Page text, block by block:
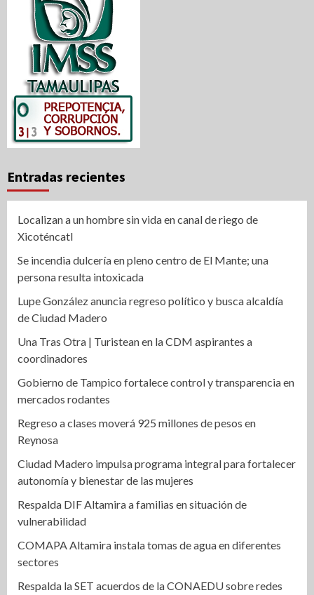
Entradas recientes
Localizan a un hombre sin vida en canal de riego de
Xicoténcatl
Se incendia dulcería en pleno centro de El Mante; una
persona resulta intoxicada
Lupe González anuncia regreso político y busca alcaldía
de Ciudad Madero
Una Tras Otra | Turistean en la CDM aspirantes a
coordinadores
Gobierno de Tampico fortalece control y transparencia en
mercados rodantes
Regreso a clases moverá 925 millones de pesos en
Reynosa
Ciudad Madero impulsa programa integral para fortalecer
autonomía y bienestar de las mujeres
Respalda DIF Altamira a familias en situación de
vulnerabilidad
COMAPA Altamira instala tomas de agua en diferentes
sectores
Respalda la SET acuerdos de la CONAEDU sobre redes